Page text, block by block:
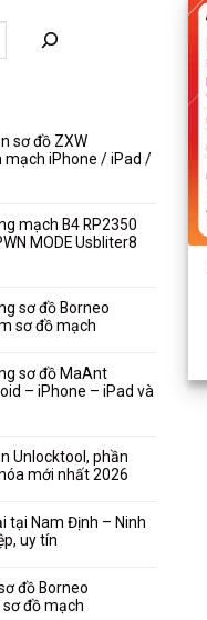
sơ đồ ZXW
iPhone / iPad /
mạch B4 RP2350
MODE Usbliter8
sơ đồ Borneo
sơ đồ mạch
sơ đồ MaAnt
– iPhone – iPad và
Unlocktool, phần
mới nhất 2026
tại Nam Định – Ninh
uy tín
đồ Borneo
đồ mạch